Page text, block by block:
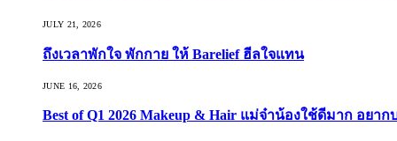
JULY 21, 2026
ถึงเวลาพักใจ พักกาย ให้ Barelief ฮีลใจแทน
JUNE 16, 2026
Best of Q1 2026 Makeup & Hair แม่จ๋าน้องใช้ดีมาก อยาก